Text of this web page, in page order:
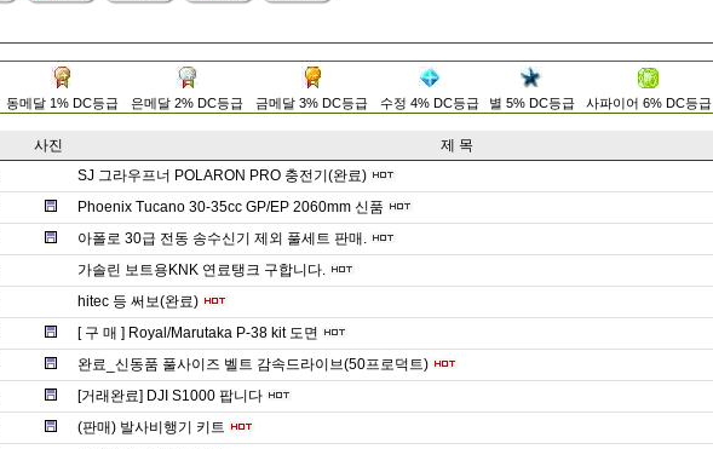
동메달 1% DC등급 은메달 2% DC등급 금메달 3% DC등급 수정 4% DC등급 별 5% DC등급 사파이어 6% DC등급
사진 제 목
SJ 그라우프너 POLARON PRO 충전기(완료)
Phoenix Tucano 30-35cc GP/EP 2060mm 신품
아폴로 30급 전동 송수신기 제외 풀세트 판매.
가솔린 보트용KNK 연료탱크 구합니다.
hitec 등 써보(완료)
[ 구 매 ] Royal/Marutaka P-38 kit 도면
완료_신동품 풀사이즈 벨트 감속드라이브(50프로덕트)
[거래완료] DJI S1000 팝니다
(판매) 발사비행기 키트